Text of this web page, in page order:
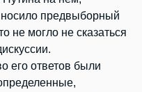
предвыборный
не могло не сказаться
его ответов были